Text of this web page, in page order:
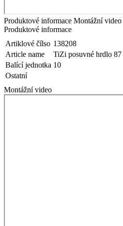
Produktové informace Montážní video
Produktové informace
Artiklové čílso 138208
Article name
TiZi posuvné hrdlo 87
Balící jednotka 10
Ostatní
Montážní video